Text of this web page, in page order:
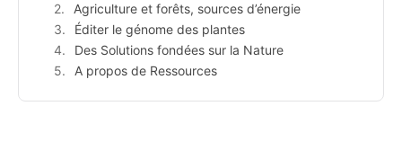
Agriculture et forêts, sources d’énergie
Éditer le génome des plantes
Des Solutions fondées sur la Nature
A propos de Ressources